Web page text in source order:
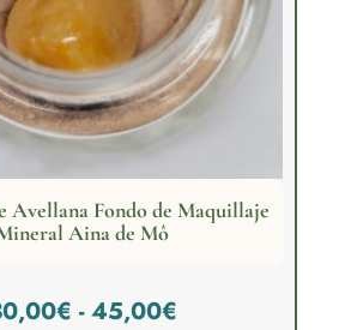
Avellana Fondo de Maquillaje
Aina de Mô
€ - 45,00€Rango